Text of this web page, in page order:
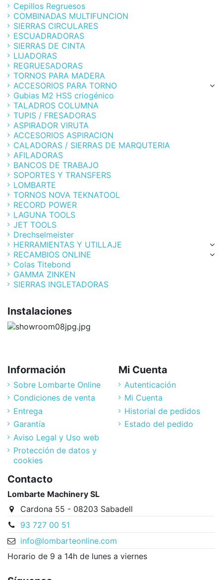
Cepillos Regruesos
COMBINADAS MULTIFUNCION
SIERRAS CIRCULARES
ESCUADRADORAS
SIERRAS DE CINTA
LIJADORAS
REGRUESADORAS
TORNOS PARA MADERA
ACCESORIOS PARA TORNO
Gubias M2 HSS criogénico
TALADROS COLUMNA
TUPIS / FRESADORAS
ASPIRADOR VIRUTA
ACCESORIOS ASPIRACION
CALADORAS / SIERRAS DE MARQUTERIA
AFILADORAS
BANCOS DE TRABAJO
SOPORTES Y TRANSFERS
LOMBARTE
TORNOS NOVA TEKNATOOL
RECORD POWER
LAGUNA TOOLS
JET TOOLS
Drechselmeister
HERRAMIENTAS Y UTILLAJE
RECAMBIOS ONLINE
Colas Titebond
GAMMA ZINKEN
SIERRAS INGLETADORAS
Instalaciones
Información
Sobre Lombarte Online
Condiciones de venta
Entrega
Garantía
Aviso Legal y Uso web
Protección de datos y
cookies
Mi Cuenta
Autenticación
Mi Cuenta
Historial de pedidos
Estado del pedido
Contacto
Lombarte Machinery SL
Cardona 55 - 08203 Sabadell
93 727 00 51
info@lombarteonline.com
Horario de 9 a 14h de lunes a viernes